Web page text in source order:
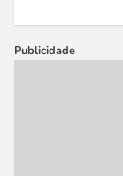
Publicidade